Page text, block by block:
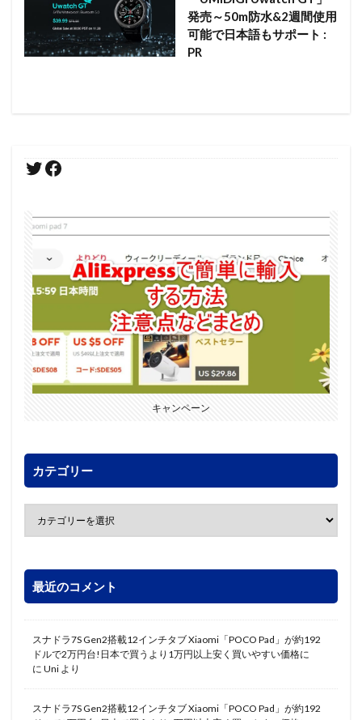
発売～50m防水&2週間使用
可能で日本語もサポート :
PR
キャンペーン
カテゴリー
最近のコメント
スナドラ7S Gen2搭載12インチタブ Xiaomi「POCO Pad」が約192
ドルで2万円台!日本で買うより1万円以上安く買いやすい価格に
に Uni より
スナドラ7S Gen2搭載12インチタブ Xiaomi「POCO Pad」が約192